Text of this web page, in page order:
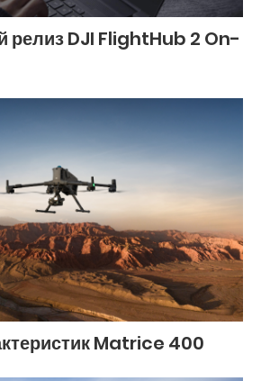
DJI FlightHub 2 On-
Matrice 400